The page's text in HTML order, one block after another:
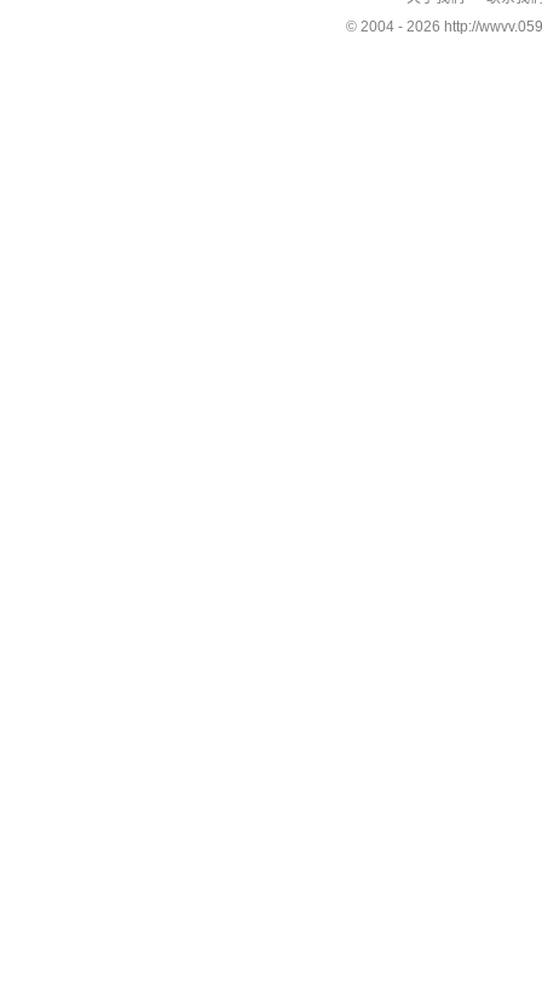
© 2004 - 2026 http://